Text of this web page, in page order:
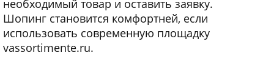
необходимый товар и оставить заявку.
Шопинг становится комфортней, если
использовать современную площадку
vassortimente.ru.